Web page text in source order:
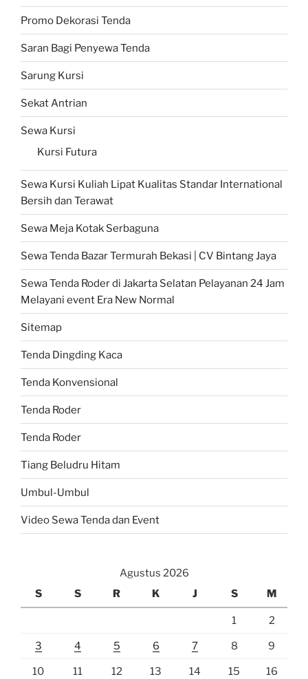
Promo Dekorasi Tenda
Saran Bagi Penyewa Tenda
Sarung Kursi
Sekat Antrian
Sewa Kursi
Kursi Futura
Sewa Kursi Kuliah Lipat Kualitas Standar International
Bersih dan Terawat
Sewa Meja Kotak Serbaguna
Sewa Tenda Bazar Termurah Bekasi | CV Bintang Jaya
Sewa Tenda Roder di Jakarta Selatan Pelayanan 24 Jam
Melayani event Era New Normal
Sitemap
Tenda Dingding Kaca
Tenda Konvensional
Tenda Roder
Tenda Roder
Tiang Beludru Hitam
Umbul-Umbul
Video Sewa Tenda dan Event
Agustus 2026
S
S R K J S M
1 2
3 4 5 6 7 8 9
10 11 12 13 14 15 16